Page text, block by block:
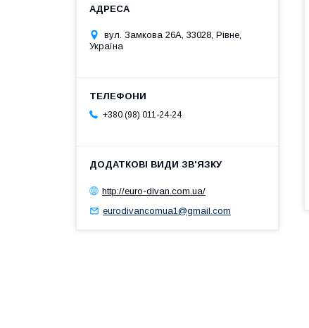
вул. Замкова 26А, 33028, Рівне,
Україна
+380 (98) 011-24-24
http://euro-divan.com.ua/
eurodivancomua1@gmail.com